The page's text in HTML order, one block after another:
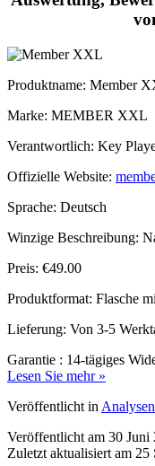
Produktname: Member
Marke: MEMBER XXL
Verantwortlich: Key
Offizielle Website:
Sprache: Deutsch
Winzige Beschreibung:
Preis: €49.00
Produktformat: Flasche
Lieferung: Von 3-5
Garantie : 14-tägiges
Veröffentlicht inAnalysen
Veröffentlicht am 30 Juni
Fat Burn